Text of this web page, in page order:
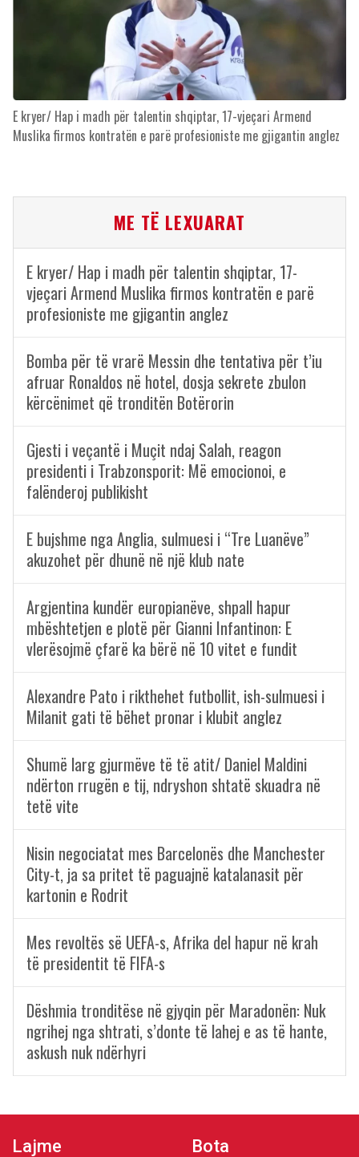
E kryer/ Hap i madh për talentin shqiptar, 17-vjeçari Armend
Muslika firmos kontratën e parë profesioniste me gjigantin anglez
ME TË LEXUARAT
E kryer/ Hap i madh për talentin shqiptar, 17-
vjeçari Armend Muslika firmos kontratën e parë
profesioniste me gjigantin anglez
Bomba për të vrarë Messin dhe tentativa për t’iu
afruar Ronaldos në hotel, dosja sekrete zbulon
kërcënimet që tronditën Botërorin
Gjesti i veçantë i Muçit ndaj Salah, reagon
presidenti i Trabzonsporit: Më emocionoi, e
falënderoj publikisht
E bujshme nga Anglia, sulmuesi i “Tre Luanëve”
akuzohet për dhunë në një klub nate
Argjentina kundër europianëve, shpall hapur
mbështetjen e plotë për Gianni Infantinon: E
vlerësojmë çfarë ka bërë në 10 vitet e fundit
Alexandre Pato i rikthehet futbollit, ish-sulmuesi i
Milanit gati të bëhet pronar i klubit anglez
Shumë larg gjurmëve të të atit/ Daniel Maldini
ndërton rrugën e tij, ndryshon shtatë skuadra në
tetë vite
Nisin negociatat mes Barcelonës dhe Manchester
City-t, ja sa pritet të paguajnë katalanasit për
kartonin e Rodrit
Mes revoltës së UEFA-s, Afrika del hapur në krah
të presidentit të FIFA-s
Dëshmia tronditëse në gjyqin për Maradonën: Nuk
ngrihej nga shtrati, s’donte të lahej e as të hante,
askush nuk ndërhyri
Lajme Bota